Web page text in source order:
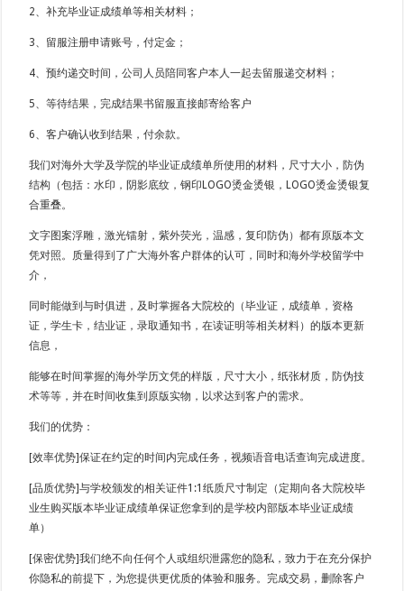
2、补充毕业证成绩单等相关材料；
3、留服注册申请账号，付定金；
4、预约递交时间，公司人员陪同客户本人一起去留服递交材料；
5、等待结果，完成结果书留服直接邮寄给客户
6、客户确认收到结果，付余款。
我们对海外大学及学院的毕业证成绩单所使用的材料，尺寸大小，防伪
结构（包括：水印，阴影底纹，钢印LOGO烫金烫银，LOGO烫金烫银复
合重叠。
文字图案浮雕，激光镭射，紫外荧光，温感，复印防伪）都有原版本文
凭对照。质量得到了广大海外客户群体的认可，同时和海外学校留学中
介，
同时能做到与时俱进，及时掌握各大院校的（毕业证，成绩单，资格
证，学生卡，结业证，录取通知书，在读证明等相关材料）的版本更新
信息，
能够在时间掌握的海外学历文凭的样版，尺寸大小，纸张材质，防伪技
术等等，并在时间收集到原版实物，以求达到客户的需求。
我们的优势：
[效率优势]保证在约定的时间内完成任务，视频语音电话查询完成进度。
[品质优势]与学校颁发的相关证件1:1纸质尺寸制定（定期向各大院校毕
业生购买版本毕业证成绩单保证您拿到的是学校内部版本毕业证成绩
单）
[保密优势]我们绝不向任何个人或组织泄露您的隐私，致力于在充分保护
你隐私的前提下，为您提供更优质的体验和服务。完成交易，删除客户